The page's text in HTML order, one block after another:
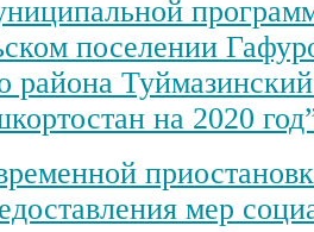
поселении
района
на 2020
мер